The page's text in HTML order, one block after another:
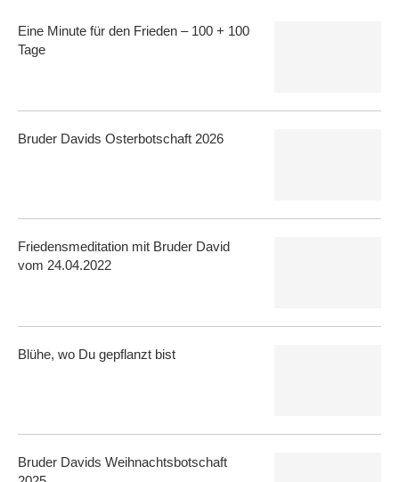
Eine Minute für den Frieden – 100 + 100
Tage
Bruder Davids Osterbotschaft 2026
Friedensmeditation mit Bruder David
vom 24.04.2022
Blühe, wo Du gepflanzt bist
Bruder Davids Weihnachtsbotschaft